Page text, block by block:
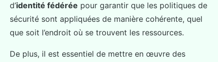
d’identité fédérée pour garantir que les politiques de
sécurité sont appliquées de manière cohérente, quel
que soit l’endroit où se trouvent les ressources.
De plus, il est essentiel de mettre en œuvre des